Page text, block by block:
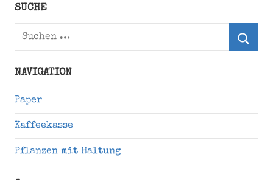
SUCHE
Suchen
NAVIGATION
Paper
Kaffeekasse
Pflanzen mit Haltung